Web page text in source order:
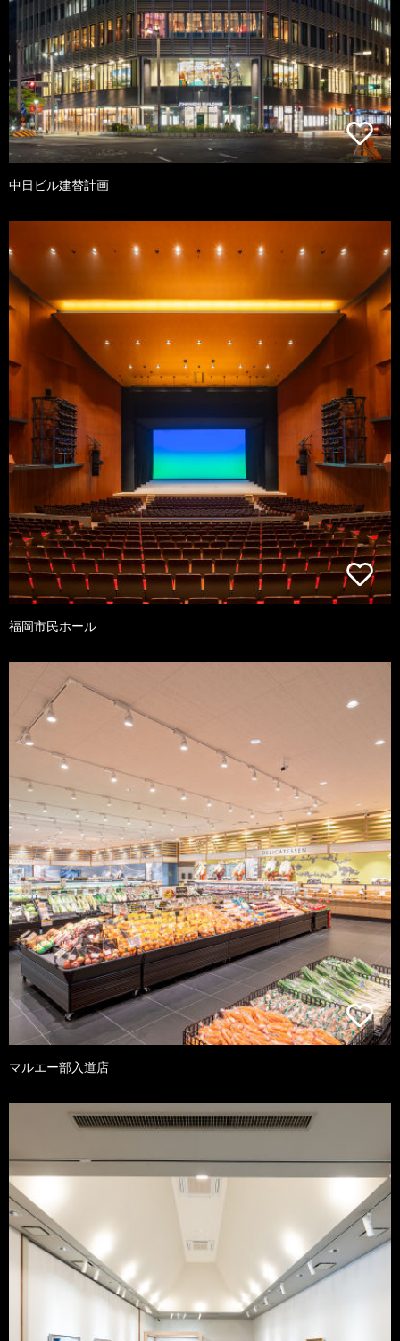
中日ビル建替計画
福岡市民ホール
マルエー部入道店